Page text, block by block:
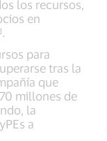
los recursos,
en
.
para
tras la
que
millones de
la
a